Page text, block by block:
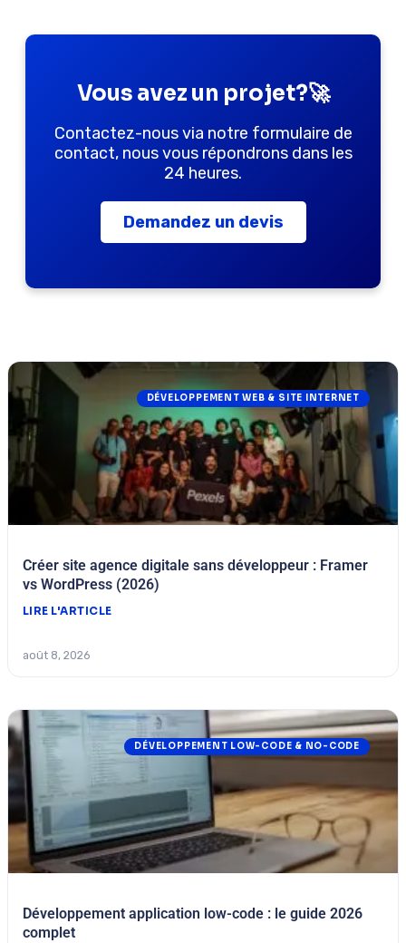
Vous avez un projet?🚀
Contactez-nous via notre formulaire de
contact, nous vous répondrons dans les
24 heures.
Demandez un devis
DÉVELOPPEMENT WEB & SITE INTERNET
Créer site agence digitale sans développeur : Framer
vs WordPress (2026)
LIRE L'ARTICLE
août 8, 2026
DÉVELOPPEMENT LOW-CODE & NO-CODE
Développement application low-code : le guide 2026
complet